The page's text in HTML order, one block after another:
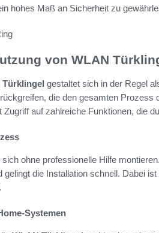
hohes Maß an Sicherheit zu
von WLAN
Türklingel gestaltet sich in der Regel
die den gesamten
Zugriff auf zahlreiche Funktionen, die
ohne professionelle Hilfe
die Installation schnell. Dabei
Systemen